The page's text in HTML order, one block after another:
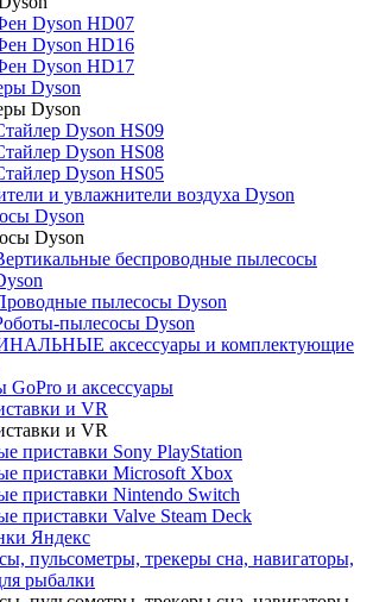
Dyson HD07
Dyson HD16
Dyson HD17
Dyson
Dyson
Dyson HS09
Dyson HS08
Dyson HS05
и увлажнители воздуха Dyson
Dyson
Dyson
беспроводные пылесосы
пылесосы Dyson
пылесосы Dyson
аксессуары и комплектующие
GoPro и аксессуары
и VR
и VR
приставки Sony PlayStation
приставки Microsoft Xbox
приставки Nintendo Switch
приставки Valve Steam Deck
Яндекс
пульсометры, трекеры сна, навигаторы,
рыбалки